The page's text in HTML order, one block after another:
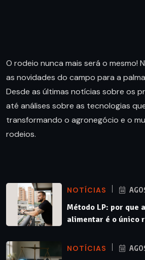
O rodeio nunca mais será o mesmo!
as novidades do campo para a
Desde as últimas notícias sobre os
até análises sobre as tecnologias
transformando o agronegócio e o
rodeios.
NOTÍCIAS
Método LP: por que
alimentar é o único
NOTÍCIAS